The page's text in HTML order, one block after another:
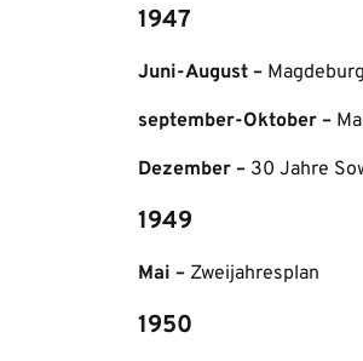
1947
Juni-August –
september-Oktober –
Dezember – 30 Jahre
1949
Mai – Zweijahresplan
1950